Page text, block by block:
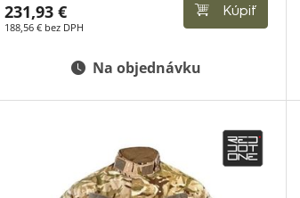
231,93 €
188,56 € bez DPH
Kúpiť
Na objednávku